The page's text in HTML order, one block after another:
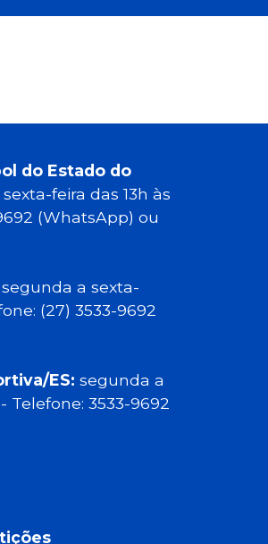
do Estado do
feira das 13h às
(WhatsApp) ou
segunda a sexta-
(27) 3533-9692
ES: segunda a
Telefone: 3533-9692